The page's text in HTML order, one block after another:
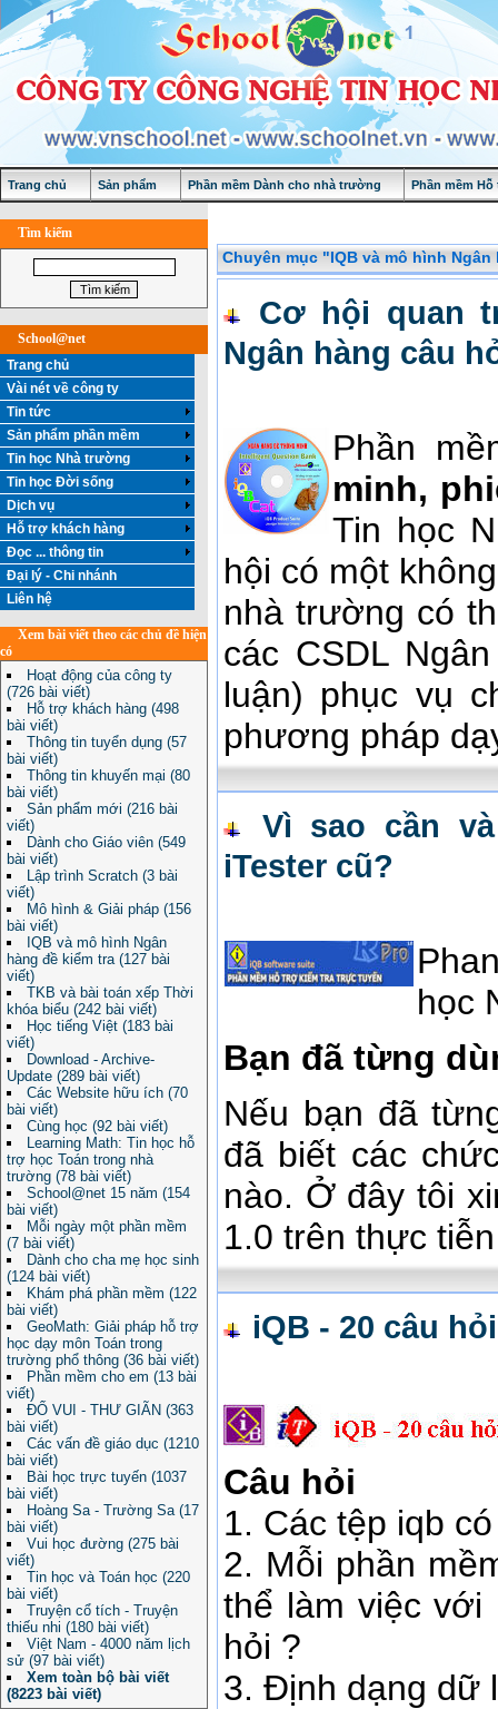
Trang chủ Sản phẩm Phần mềm Dành cho nhà trường Phần mềm
Tìm kiếm
School@net
Trang chủ
Vài nét về công ty
Tin tức
Sản phẩm phần mềm
Tin học Nhà trường
Tin học Đời sống
Dịch vụ
Hỗ trợ khách hàng
Đọc ... thông tin
Đại lý - Chi nhánh
Liên hệ
Xem bài viết theo các chủ đề hiện
có
Hoạt động của công ty
(726 bài viết)
Hỗ trợ khách hàng (498
bài viết)
Thông tin tuyển dụng (57
bài viết)
Thông tin khuyến mại (80
bài viết)
Sản phẩm mới (216 bài
viết)
Dành cho Giáo viên (549
bài viết)
Lập trình Scratch (3 bài
viết)
Mô hình & Giải pháp (156
bài viết)
IQB và mô hình Ngân
hàng đề kiểm tra (127 bài
viết)
TKB và bài toán xếp Thời
khóa biểu (242 bài viết)
Học tiếng Việt (183 bài
viết)
Download - Archive-
Update (289 bài viết)
Các Website hữu ích (70
bài viết)
Cùng học (92 bài viết)
Learning Math: Tin học hỗ
trợ học Toán trong nhà
trường (78 bài viết)
School@net 15 năm (154
bài viết)
Mỗi ngày một phần mềm
(7 bài viết)
Dành cho cha mẹ học sinh
(124 bài viết)
Khám phá phần mềm (122
bài viết)
GeoMath: Giải pháp hỗ trợ
học dạy môn Toán trong
trường phổ thông (36 bài viết)
Phần mềm cho em (13 bài
viết)
ĐỐ VUI - THƯ GIÃN (363
bài viết)
Các vấn đề giáo dục (1210
bài viết)
Bài học trực tuyến (1037
bài viết)
Hoàng Sa - Trường Sa (17
bài viết)
Vui học đường (275 bài
viết)
Tin học và Toán học (220
bài viết)
Truyện cổ tích - Truyện
thiếu nhi (180 bài viết)
Việt Nam - 4000 năm lịch
sử (97 bài viết)
Xem toàn bộ bài viết
(8223 bài viết)
Chuyên mục "IQB và mô hình
Cơ hội quan
Ngân hàng câu
Phần
minh,
Tin học
hội có một
nhà trường có
các CSDL
luận) phục vụ
phương pháp
Vì sao cần
iTester cũ?
học
Bạn đã từng
Nếu bạn đã
đã biết các
nào. Ở đây tôi
1.0 trên thực
iQB - 20 câu
Câu hỏi
1. Các tệp iqb
2. Mỗi phần
thể làm việc với
hỏi ?
3. Định dạng dữ